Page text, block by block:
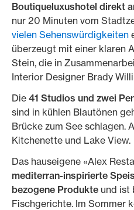
Boutiqueluxushotel direkt
nur 20 Minuten vom
vielen Sehenswürdigkeiten
überzeugt mit einer klaren
Stein, die in
Interior Designer Brady
Die 41 Studios und zwei
sind in kühlen Blautönen
Brücke zum See schlagen.
Kitchenette und Lake View.
Das hauseigene «Alex
mediterran-inspirierte
bezogene Produkte und ist
Fischgerichte. Im Sommer